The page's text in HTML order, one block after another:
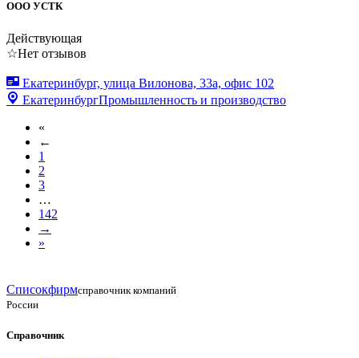
ООО УСТК
Действующая
☆Нет отзывов
Екатеринбург, улица Вилонова, 33а, офис 102
ЕкатеринбургПромышленность и производство
«
←
1
2
3
…
142
→
»
Списокфирмсправочник компаний
России
Справочник